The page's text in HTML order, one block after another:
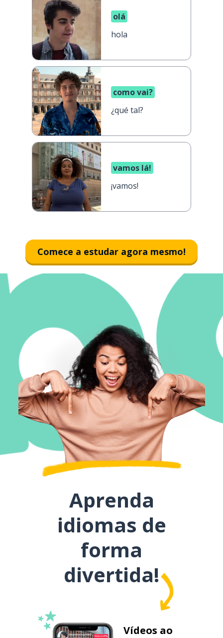
olá
hola
como vai?
¿qué tal?
vamos lá!
¡vamos!
Comece a estudar agora mesmo!
Aprenda
idiomas de
forma
divertida!
Vídeos ao